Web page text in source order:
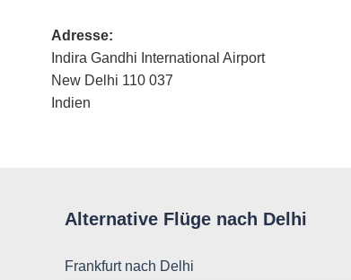
Adresse:
Indira Gandhi International Airport
New Delhi 110 037
Indien
Alternative Flüge nach Delhi
Frankfurt nach Delhi